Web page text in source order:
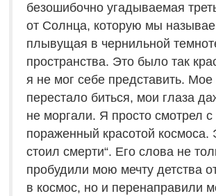
безошибочно угадываемая
от Солнца, которую мы
плывущая в чернильной
пространства. Это было так
я не мог себе представить.
перестало биться, мои глаза
не моргали. Я просто смотрел с
пораженный красотой космоса.
стоил смерти“. Его слова не
пробудили мою мечту детства
в космос, но и перенаправили